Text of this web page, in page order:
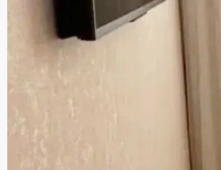
8 (843) 250 2516